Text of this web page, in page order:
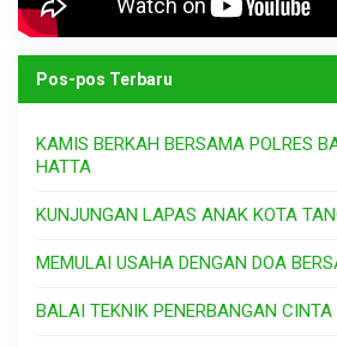
Pos-pos Terbaru
KAMIS BERKAH BERSAMA POLRES
HATTA
KUNJUNGAN LAPAS ANAK KOTA
MEMULAI USAHA DENGAN DOA
BALAI TEKNIK PENERBANGAN